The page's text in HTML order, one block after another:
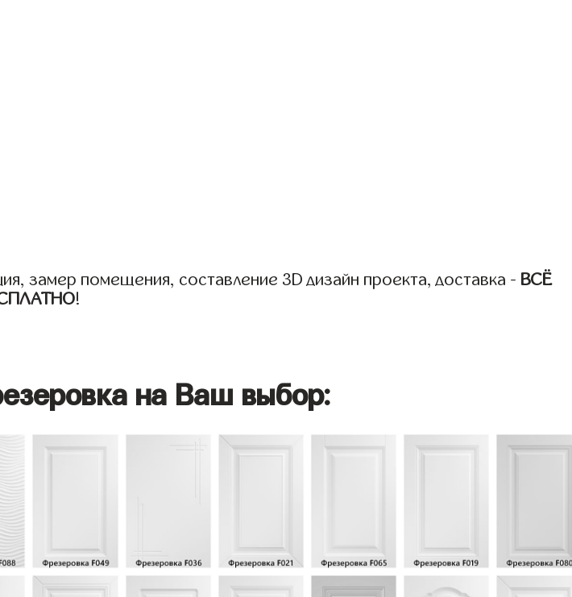
замер помещения, составление 3D дизайн проекта, доставка - ВСЁ
!
на Ваш выбор: